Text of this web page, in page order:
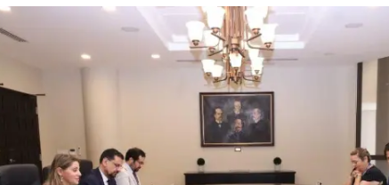
Video,
deja
daños